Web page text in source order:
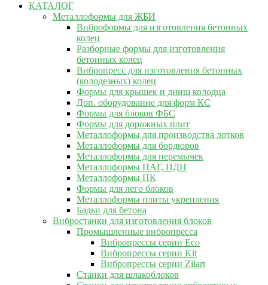
КАТАЛОГ
Металлоформы для ЖБИ
Виброформы для изготовления бетонных
колец
Разборные формы для изготовления
бетонных колец
Вибропресс для изготовления бетонных
(колодезных) колец
Формы для крышек и днищ колодца
Доп. оборудование для форм КС
Формы для блоков ФБС
Формы для дорожных плит
Металлоформы для производства лотков
Металлоформы для бордюров
Металлоформы для перемычек
Металлоформы ПАГ, ПДН
Металлоформы ПК
Формы для лего блоков
Металлоформы плиты укрепления
Бадьи для бетона
Вибростанки для изготовления блоков
Промышленные вибропресса
Вибропрессы серии Eco
Вибропрессы серии Kit
Вибропрессы серии Zilart
Станки для шлакоблоков